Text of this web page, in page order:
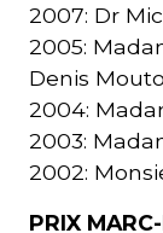
2007: Dr
2005:
Denis
2004:
2003:
2002:
PRIX